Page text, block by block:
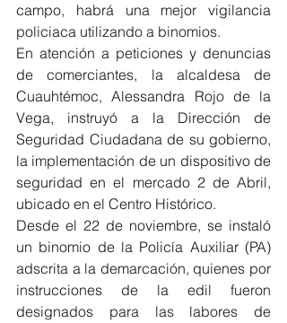
campo, habrá una mejor vigilancia
policiaca utilizando a binomios.
En atención a peticiones y denuncias
de comerciantes, la alcaldesa de
Cuauhtémoc, Alessandra Rojo de la
Vega, instruyó a la Dirección de
Seguridad Ciudadana de su gobierno,
la implementación de un dispositivo de
seguridad en el mercado 2 de Abril,
ubicado en el Centro Histórico.
Desde el 22 de noviembre, se instaló
un binomio de la Policía Auxiliar (PA)
adscrita a la demarcación, quienes por
instrucciones de la edil fueron
designados para las labores de